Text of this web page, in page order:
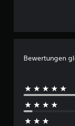
Bewertungen